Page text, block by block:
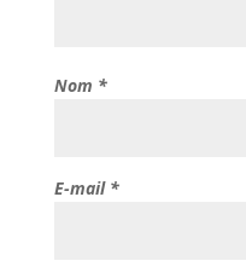
Nom *
E-mail *